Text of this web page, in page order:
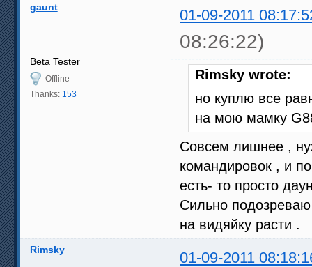
gaunt 01-09-2011
08:26:22)
Beta Tester
Offline
Thanks: 153
Rimsky wrote:
но куплю все
на мою мамку
Совсем лишнее ,
командировок , и
есть- то просто
Сильно
на видяйку расти .
Rimsky 01-09-2011